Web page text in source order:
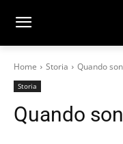
Home Storia Quando
Storia
Quando